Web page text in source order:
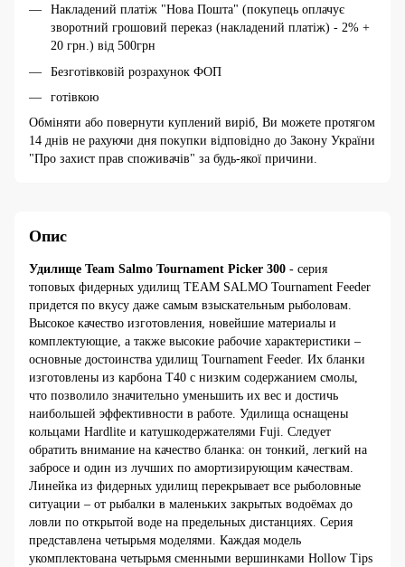
Накладений платіж "Нова Пошта" (покупець оплачує
зворотний грошовий переказ (накладений платіж) - 2% +
20 грн.) від 500грн
Безготівковій розрахунок ФОП
готівкою
Обміняти або повернути куплений виріб, Ви можете протягом
14 днів не рахуючи дня покупки відповідно до Закону України
"Про захист прав споживачів" за будь-якої причини.
Опис
Удилище Team Salmo Tournament Picker 300 - серия
топовых фидерных удилищ TEAM SALMO Tournament Feeder
придется по вкусу даже самым взыскательным рыболовам.
Высокое качество изготовления, новейшие материалы и
комплектующие, а также высокие рабочие характеристики –
основные достоинства удилищ Tournament Feeder. Их бланки
изготовлены из карбона T40 с низким содержанием смолы,
что позволило значительно уменьшить их вес и достичь
наибольшей эффективности в работе. Удилища оснащены
кольцами Hardlite и катушкодержателями Fuji. Следует
обратить внимание на качество бланка: он тонкий, легкий на
забросе и один из лучших по амортизирующим качествам.
Линейка из фидерных удилищ перекрывает все рыболовные
ситуации – от рыбалки в маленьких закрытых водоёмах до
ловли по открытой воде на предельных дистанциях. Серия
представлена четырьмя моделями. Каждая модель
укомплектована четырьмя сменными вершинками Hollow Tips